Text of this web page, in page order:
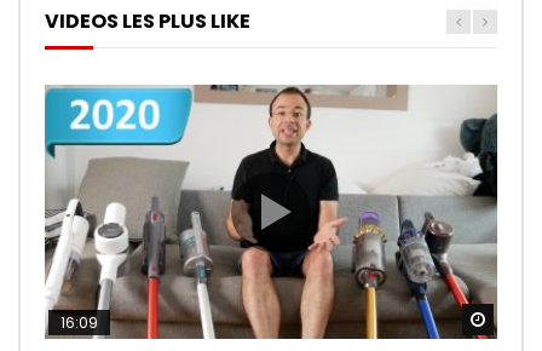
VIDEOS LES PLUS LIKE
16:09
26:14
11:50